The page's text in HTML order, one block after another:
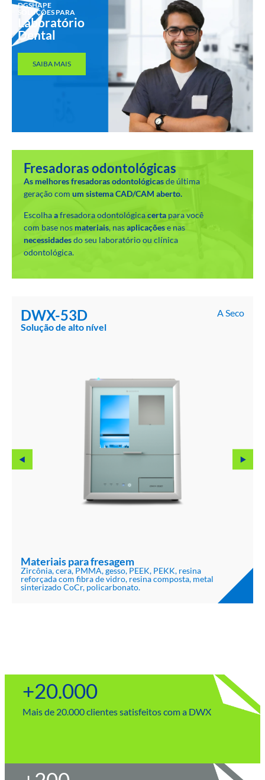
DGSHAPE
SOLUÇÕES PARA
Laboratório
Dental
SAIBA MAIS
Fresadoras odontológicas
As melhoresfresadoras odontológicasde última
geração com um sistema CAD/CAM aberto.
Escolhaafresadora odontológicacerta para você
com base nos materiais, nasaplicaçõese nas
necessidadesdo seu laboratório ou clínica
odontológica.
DWX-53D
A Seco
Solução de alto nível
Materiais para fresagem
Zircônia, cera, PMMA, gesso, PEEK, PEKK, resina
reforçada com fibra de vidro, resina composta, metal
sinterizado CoCr, policarbonato.
+20.000
Mais de 20.000 clientes satisfeitos com a DWX